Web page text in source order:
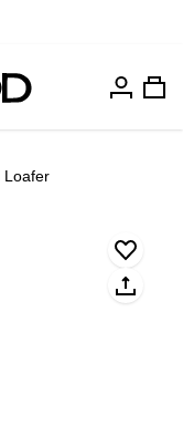
Hesabım
Loafer